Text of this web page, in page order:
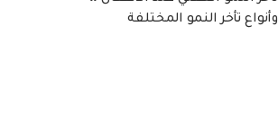
وأنواع تأخر النمو المختلفة